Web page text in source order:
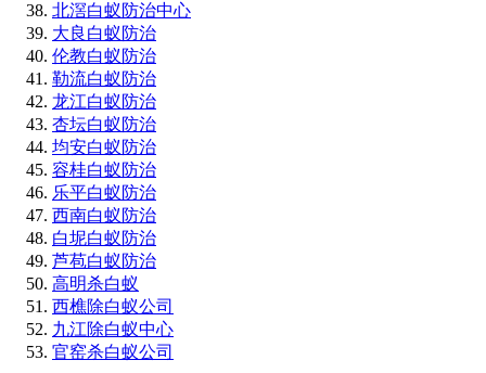
北滘白蚁防治中心
大良白蚁防治
伦教白蚁防治
勒流白蚁防治
龙江白蚁防治
杏坛白蚁防治
均安白蚁防治
容桂白蚁防治
乐平白蚁防治
西南白蚁防治
白坭白蚁防治
芦苞白蚁防治
高明杀白蚁
西樵除白蚁公司
九江除白蚁中心
官窑杀白蚁公司